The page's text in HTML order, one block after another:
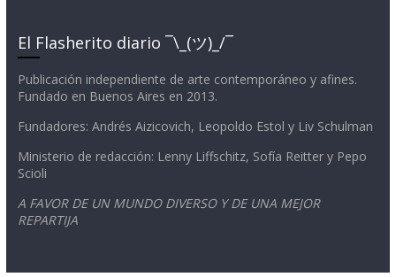
El Flasherito diario ¯\_(ツ)_/¯
Publicación independiente de arte contemporáneo y afines.
Fundado en Buenos Aires en 2013.
Fundadores: Andrés Aizicovich, Leopoldo Estol y Liv Schulman
Ministerio de redacción: Lenny Liffschitz, Sofía Reitter y Pepo
Scioli
A FAVOR DE UN MUNDO DIVERSO Y DE UNA MEJOR
REPARTIJA